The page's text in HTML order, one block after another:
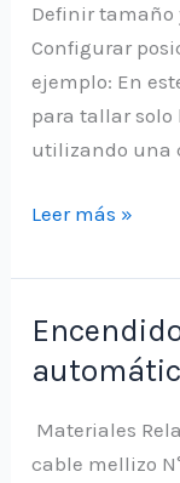
Definir tamaño
Configurar
ejemplo: En
para tallar solo
utilizando una
Tallado
con
aspire
Leer más »
Materiales
cable mellizo